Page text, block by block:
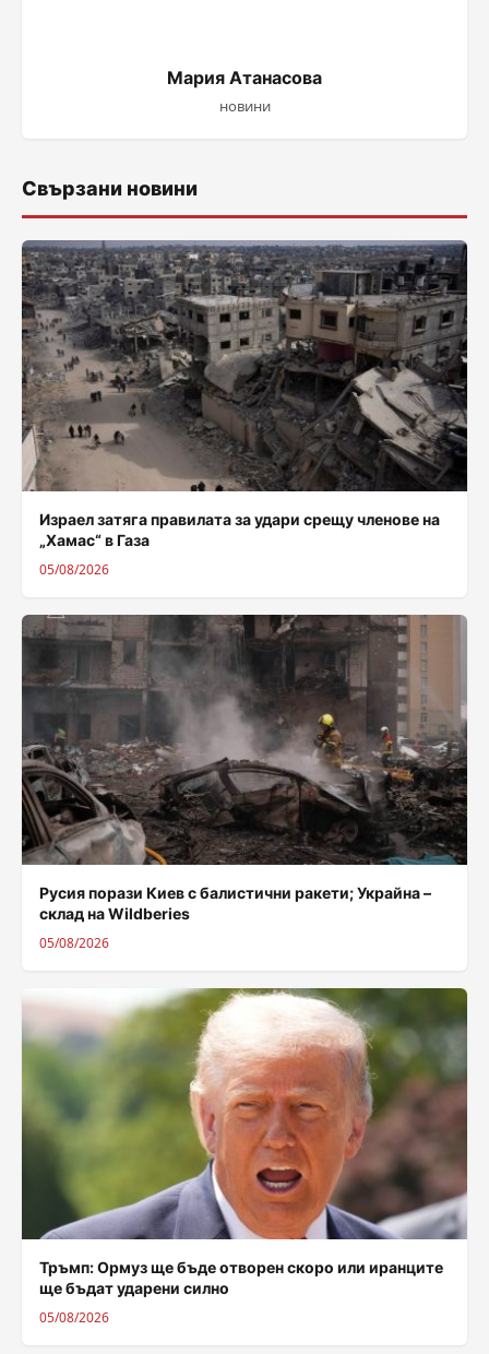
Мария Атанасова
новини
Свързани новини
Израел затяга правилата за удари срещу членове на
„Хамас“ в Газа
05/08/2026
Русия порази Киев с балистични ракети; Украйна –
склад на Wildberies
05/08/2026
Тръмп: Ормуз ще бъде отворен скоро или иранците
ще бъдат ударени силно
05/08/2026